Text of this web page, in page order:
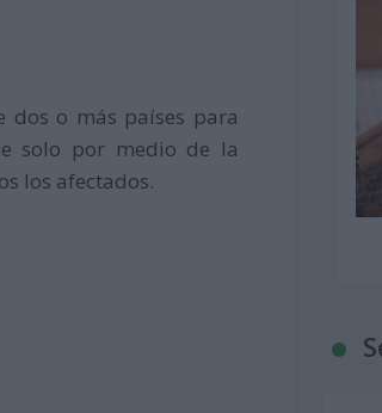
dos o más países para
solo por medio de la
los afectados.